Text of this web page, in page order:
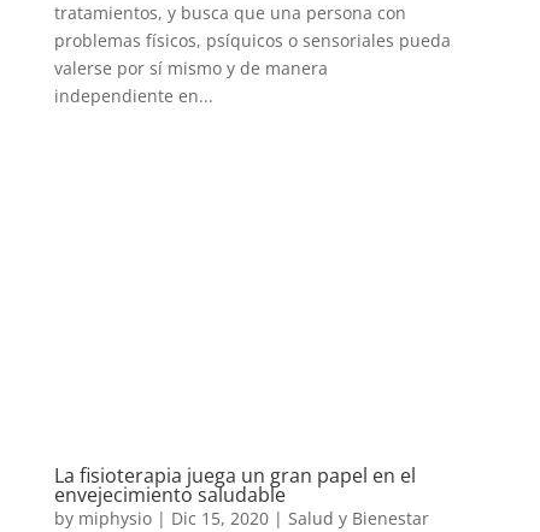
tratamientos, y busca que una persona con
problemas físicos, psíquicos o sensoriales pueda
valerse por sí mismo y de manera
independiente en...
La fisioterapia juega un gran papel en el
envejecimiento saludable
by miphysio| Dic 15, 2020| Salud y Bienestar